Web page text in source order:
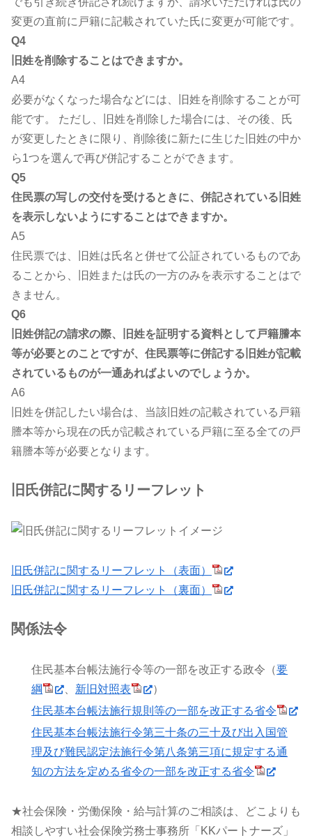
変更の直前に戸籍に記載されていた氏に変更が可能です。
Q4
旧姓を削除することはできますか。
A4
必要がなくなった場合などには、旧姓を削除することが可
能です。 ただし、旧姓を削除した場合には、その後、氏
が変更したときに限り、削除後に新たに生じた旧姓の中か
ら1つを選んで再び併記することができます。
Q5
住民票の写しの交付を受けるときに、併記されている旧姓
を表示しないようにすることはできますか。
A5
住民票では、旧姓は氏名と併せて公証されているものであ
ることから、旧姓または氏の一方のみを表示することはで
きません。
Q6
旧姓併記の請求の際、旧姓を証明する資料として戸籍謄本
等が必要とのことですが、住民票等に併記する旧姓が記載
されているものが一通あればよいのでしょうか。
A6
旧姓を併記したい場合は、当該旧姓の記載されている戸籍
謄本等から現在の氏が記載されている戸籍に至る全ての戸
籍謄本等が必要となります。
旧氏併記に関するリーフレット
旧氏併記に関するリーフレット（表面）
旧氏併記に関するリーフレット（裏面）
関係法令
住民基本台帳法施行令等の一部を改正する政令（要
綱
新旧対照表
）
住民基本台帳法施行規則等の一部を改正する省令
住民基本台帳法施行令第三十条の三十及び出入国管
理及び難民認定法施行令第八条第三項に規定する通
知の方法を定める省令の一部を改正する省令
★社会保険・労働保険・給与計算のご相談は、どこよりも
相談しやすい社会保険労務士事務所「KKパートナーズ」